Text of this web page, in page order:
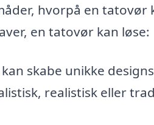
hvorpå en tatovør
en tatovør kan løse:
skabe unikke
realistisk eller